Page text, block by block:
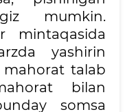
mumkin.
mintaqasida
yashirin
talab
bilan
somsa